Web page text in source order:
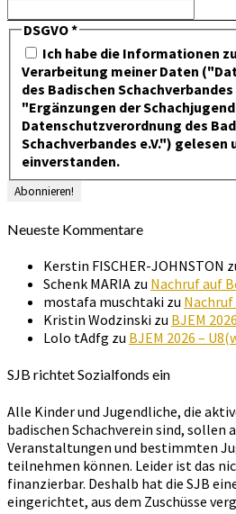
DSGVO*
Ich habe die Informationen
Verarbeitung meiner Daten
des Badischen Schachverbandes
"Ergänzungen der
Datenschutzverordnung des
Schachverbandes e.V.") gelesen
einverstanden.
Neueste Kommentare
Kerstin FISCHER-JOHNSTON
Schenk MARIA zu Nachruf auf
mostafa muschtaki zu
Kristin Wodzinski zu BJEM
Lolo tAdfg zu BJEM 2026 –
SJB richtet Sozialfonds ein
Alle Kinder und Jugendliche, die
badischen Schachverein sind, sollen
Veranstaltungen und bestimmten
teilnehmen können. Leider ist das
finanzierbar. Deshalb hat die SJB
eingerichtet, aus dem Zuschüsse